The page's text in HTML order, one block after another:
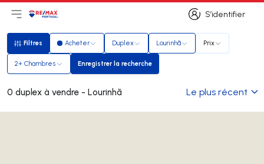
S’identifier
S’identifier
Ouvrir le menu principal
LogoAller à la page d’accueil
Filtres
Filtres Acheter Duplex Lourinhã Prix
2+ Chambres Enregistrer la recherche
Enregistrer la recherche
0 duplex à vendre - Lourinhã Le plus récent